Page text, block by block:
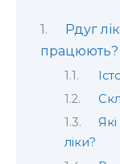
Рдуг
працюють?
ліки?